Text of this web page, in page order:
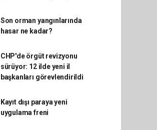
Son orman yangınlarında
hasar ne kadar?
CHP'de örgüt revizyonu
sürüyor: 12 ilde yeni il
başkanları görevlendirildi
Kayıt dışı paraya yeni
uygulama freni